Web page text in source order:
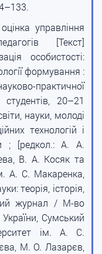
управління
[Текст]
особистості:
формування :
практичної
20–21
науки, молоді
технологій і
; [редкол.: А. А.
В. А. Косяк та
А. С. Макаренка,
теорія, історія,
журнал / М-во
України, Сумський
ім. А. С.
М. О. Лазарєв,